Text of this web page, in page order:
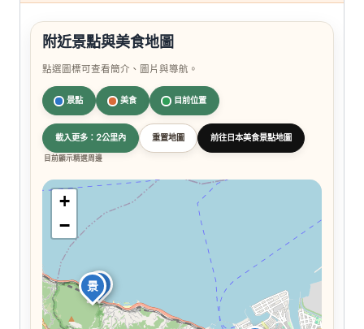
附近景點與美食地圖
點選圖標可查看簡介、圖片與導航。
景點 美食 目前位置
載入更多：2公里內 重置地圖 前往日本美食景點地圖
目前顯示精選周邊
景
景
+
−